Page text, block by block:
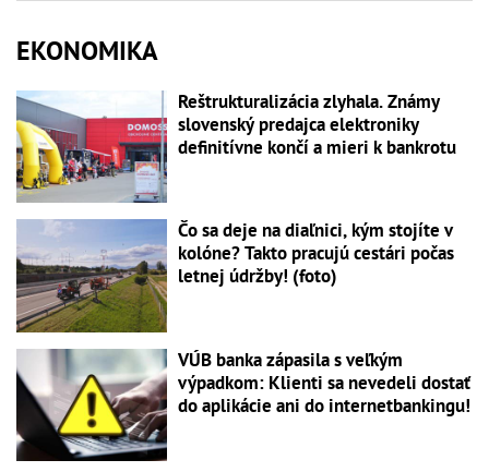
EKONOMIKA
Reštrukturalizácia zlyhala. Známy
slovenský predajca elektroniky
definitívne končí a mieri k bankrotu
Čo sa deje na diaľnici, kým stojíte v
kolóne? Takto pracujú cestári počas
letnej údržby! (foto)
VÚB banka zápasila s veľkým
výpadkom: Klienti sa nevedeli dostať
do aplikácie ani do internetbankingu!